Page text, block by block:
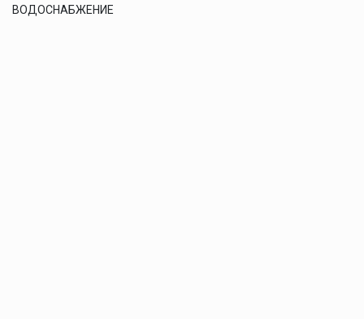
ВОДОСНАБЖЕНИЕ